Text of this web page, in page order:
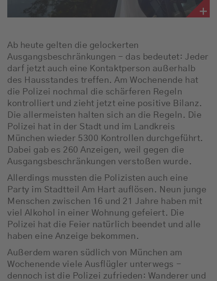
Ab heute gelten die gelockerten
Ausgangsbeschränkungen - das bedeutet: Jeder
darf jetzt auch eine Kontaktperson außerhalb
des Hausstandes treffen. Am Wochenende hat
die Polizei nochmal die schärferen Regeln
kontrolliert und zieht jetzt eine positive Bilanz.
Die allermeisten halten sich an die Regeln. Die
Polizei hat in der Stadt und im Landkreis
München wieder 5300 Kontrollen durchgeführt.
Dabei gab es 260 Anzeigen, weil gegen die
Ausgangsbeschränkungen verstoßen wurde.
Allerdings mussten die Polizisten auch eine
Party im Stadtteil Am Hart auflösen. Neun junge
Menschen zwischen 16 und 21 Jahre haben mit
viel Alkohol in einer Wohnung gefeiert. Die
Polizei hat die Feier natürlich beendet und alle
haben eine Anzeige bekommen.
Außerdem waren südlich von München am
Wochenende viele Ausflügler unterwegs -
dennoch ist die Polizei zufrieden: Wanderer und